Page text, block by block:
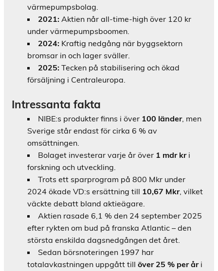
värmepumpsbolag.
2021: Aktien når all-time-high över 120 kr
under värmepumpsboomen.
2024: Kraftig nedgång när byggsektorn
bromsar in och lager sväller.
2025: Tecken på stabilisering och ökad
försäljning i Centraleuropa.
Intressanta fakta
NIBE:s produkter finns i över 100 länder, men
Sverige står endast för cirka 6 % av
omsättningen.
Bolaget investerar varje år över 1 mdr kri
forskning och utveckling.
Trots ett sparprogram på 800 Mkr under
2024 ökade VD:s ersättning till 10,67 Mkr, vilket
väckte debatt bland aktieägare.
Aktien rasade 6,1 % den 24 september 2025
efter rykten om bud på franska Atlantic – den
största enskilda dagsnedgången det året.
Sedan börsnoteringen 1997 har
totalavkastningen uppgått till över 25 % per åri